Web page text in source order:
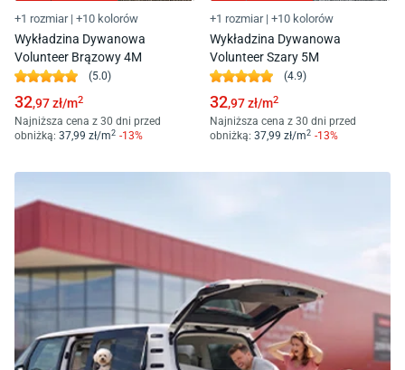
+1 rozmiar | +10 kolorów
Wykładzina Dywanowa
Volunteer Brązowy 4M
(5.0)
32,97zł/m2
Najniższa cena z 30 dni przed
obniżką: 37,99 zł/m2 -13%
+1 rozmiar | +10 kolorów
Wykładzina Dywanowa
Volunteer Szary 5M
(4.9)
32,97zł/m2
Najniższa cena z 30 dni przed
obniżką: 37,99 zł/m2 -13%